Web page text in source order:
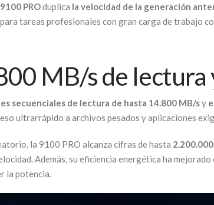
9100 PROduplica la velocidad de la generación
tareas profesionales con gran carga de trabajo
MB/s de
secuenciales de lectura de hasta 14.800 MB/sy
ultrarrápido a archivos pesados y aplicaciones
la 9100 PRO alcanza cifras de hasta
Además, su eficiencia energética ha mejorado
la potencia.